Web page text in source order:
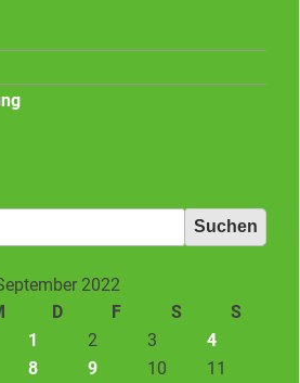
2022
D F S
S
1
2 3
4
8 9 10
11